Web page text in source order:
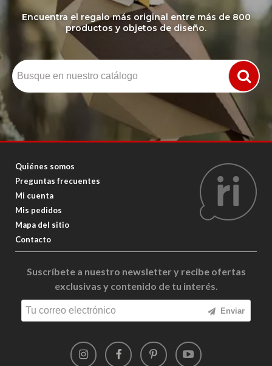
Encuentra el regalo más original entre más de 800
productos y objetos de diseño.
Quiénes somos
Preguntas frecuentes
Mi cuenta
Mis pedidos
Mapa del sitio
Contacto
Suscríbete a nuestro newsletter y recibe ofertas
exclusivas y contenido de tu interés.
Enviar